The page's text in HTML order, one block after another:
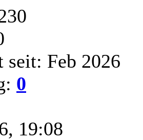
seit: Feb 2026
0
19:08